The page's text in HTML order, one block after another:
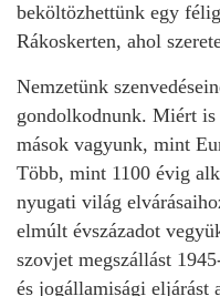
beköltözhettünk egy
Rákoskerten, ahol
Nemzetünk
gondolkodnunk. Miért
mások vagyunk, mint
Több, mint 1100 évig
nyugati világ
elmúlt évszázadot
szovjet megszállást
és jogállamisági eljárást